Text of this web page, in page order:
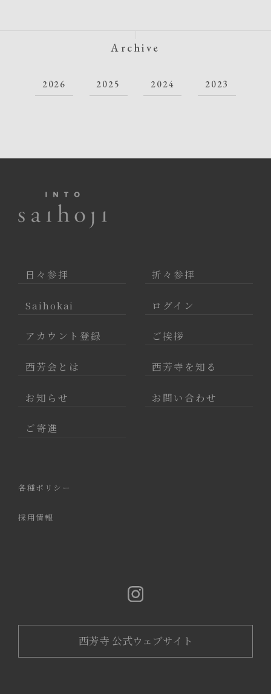
Archive
2026 2025 2024 2023
日々参拝 折々参拝
Saihokai ログイン
アカウント登録 ご挨拶
西芳会とは 西芳寺を知る
お知らせ お問い合わせ
ご寄進
各種ポリシー
採用情報
西芳寺 公式ウェブサイト